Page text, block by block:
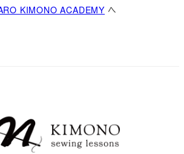
KIMONO ACADEMY へ